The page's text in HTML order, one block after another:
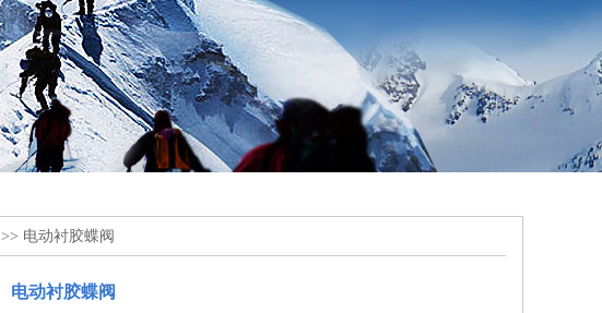
>> 电动衬胶蝶阀
电动衬胶蝶阀